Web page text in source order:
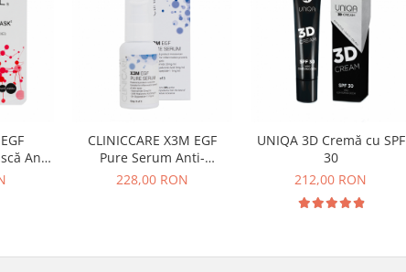
Anti-
CLINICCARE X3M EGF
Pure Serum Anti-
inflamare
228,00 RON
UNIQA 3D Cremă cu SPF
30
212,00 RON